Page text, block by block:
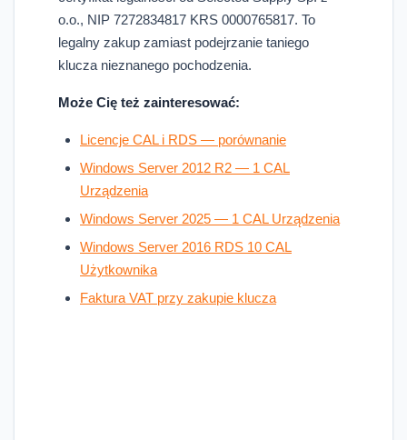
o.o., NIP 7272834817 KRS 0000765817. To
legalny zakup zamiast podejrzanie taniego
klucza nieznanego pochodzenia.
Może Cię też zainteresować:
Licencje CAL i RDS — porównanie
Windows Server 2012 R2 — 1 CAL
Urządzenia
Windows Server 2025 — 1 CAL Urządzenia
Windows Server 2016 RDS 10 CAL
Użytkownika
Faktura VAT przy zakupie klucza